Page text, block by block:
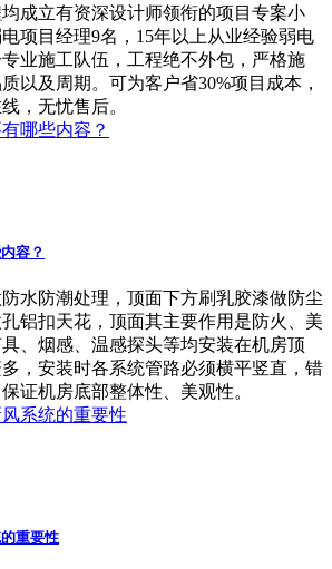
成立有资深设计师领衔的项目专案小
项目经理9名，15年以上从业经验弱电
业施工队伍，工程绝不外包，严格施
以及周期。可为客户省30%项目成本，
，无忧售后。
容？
水防潮处理，顶面下方刷乳胶漆做防尘
铝扣天花，顶面其主要作用是防火、美
、烟感、温感探头等均安装在机房顶
，安装时各系统管路必须横平竖直，错
证机房底部整体性、美观性。
重要性